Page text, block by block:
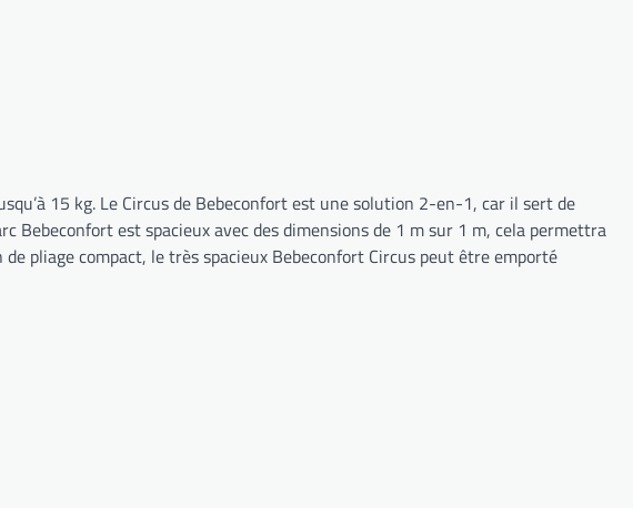
15 kg. Le Circus de Bebeconfort est une solution 2-en-1, car il sert de
Bebeconfort est spacieux avec des dimensions de 1 m sur 1 m, cela permettra
pliage compact, le très spacieux Bebeconfort Circus peut être emporté